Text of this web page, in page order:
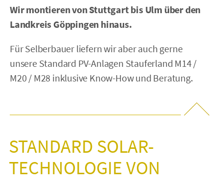
Wir montieren von Stuttgart bis Ulm über den
Landkreis Göppingen hinaus.
Für Selberbauer liefern wir aber auch gerne
unsere Standard PV-Anlagen Stauferland M14 /
M20 / M28 inklusive Know-How und Beratung.
STANDARD SOLAR-
TECHNOLOGIE VON